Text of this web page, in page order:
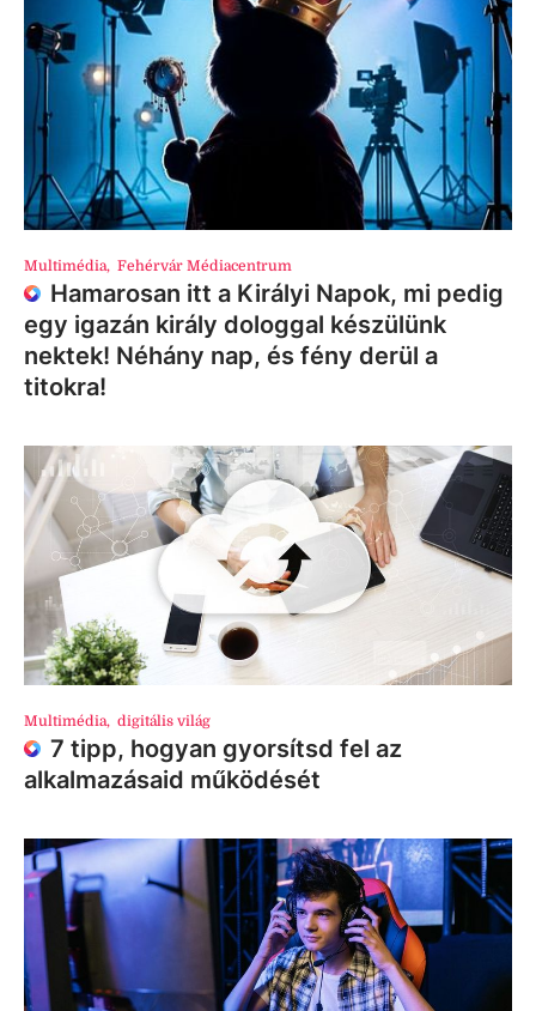
Multimédia, Fehérvár Médiacentrum
Hamarosan itt a Királyi Napok, mi pedig
egy igazán király dologgal készülünk
nektek! Néhány nap, és fény derül a
titokra!
Multimédia, digitális világ
7 tipp, hogyan gyorsítsd fel az
alkalmazásaid működését